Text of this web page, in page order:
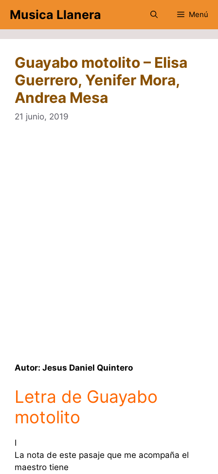
contenido
Musica Llanera Menú
Guayabo motolito – Elisa
Guerrero, Yenifer Mora,
Andrea Mesa
21 junio, 2019
Autor: Jesus Daniel Quintero
Letra de Guayabo
motolito
I
La nota de este pasaje que me acompaña el
maestro tiene